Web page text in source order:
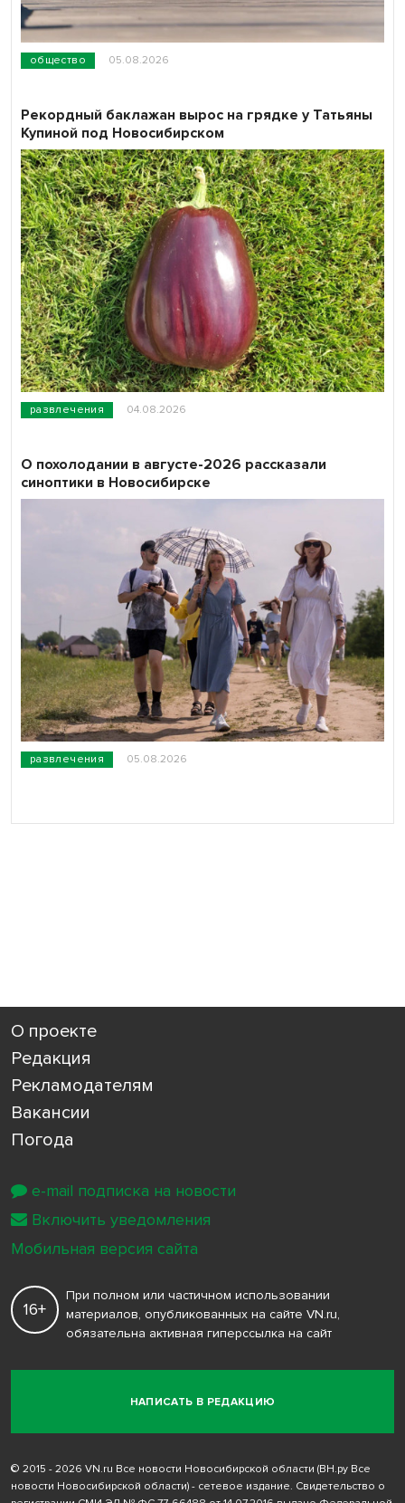
общество 05.08.2026
развлечения 04.08.2026
Рекордный баклажан вырос на грядке у Татьяны
Купиной под Новосибирском
развлечения 05.08.2026
О похолодании в августе-2026 рассказали
синоптики в Новосибирске
О проекте
Редакция
Рекламодателям
Вакансии
Погода
НАПИСАТЬ В РЕДАКЦИЮ
16+
При полном или частичном использовании
материалов, опубликованных на сайте VN.ru,
обязательна активная гиперссылка на сайт
© 2015 - 2026 VN.ru Все новости Новосибирской области (ВН.ру Все
новости Новосибирской области) - сетевое издание. Свидетельство о
e-mail подписка на новости
Включить уведомления
Мобильная версия сайта